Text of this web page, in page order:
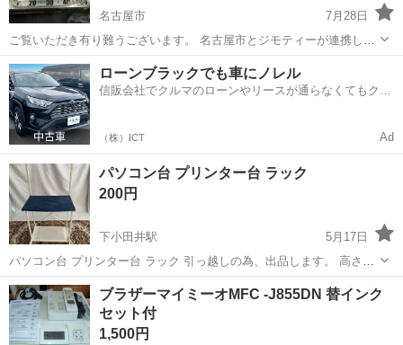
名古屋市
7月28日
ご覧いただき有り難うございます。 名古屋市とジモティーが連携して
運営しています。 粗⼤ごみ等の減量を⽬的にまだ使えるものをリユー
スしています。 ★★★★★ ご自宅にある不要品を是非ジモティースポ
ットへお持...
愛知 名古屋市 電話、ＦＡＸ リユース
ローンブラックでも車にノレル
信販会社でクルマのローンやリースが通らなくてもクル
（株）ICT Ad
パソコン台 プリンター台 ラック
200円
下小田井駅
5月17日
パソコン台 プリンター台 ラック 引っ越しの為、出品します。 高さ
(約)119cm 幅(約)60cm 奥(約)40cm 中古品 傷や汚れあり 傷、汚れ、
絵描きなどあります。 ご了承の上、ご連絡よろしくお願い致しま
す。...
愛知 名古屋市 下小田井駅 ラック
ブラザーマイミーオMFC -J855DN 替インク
セット付
1,500円